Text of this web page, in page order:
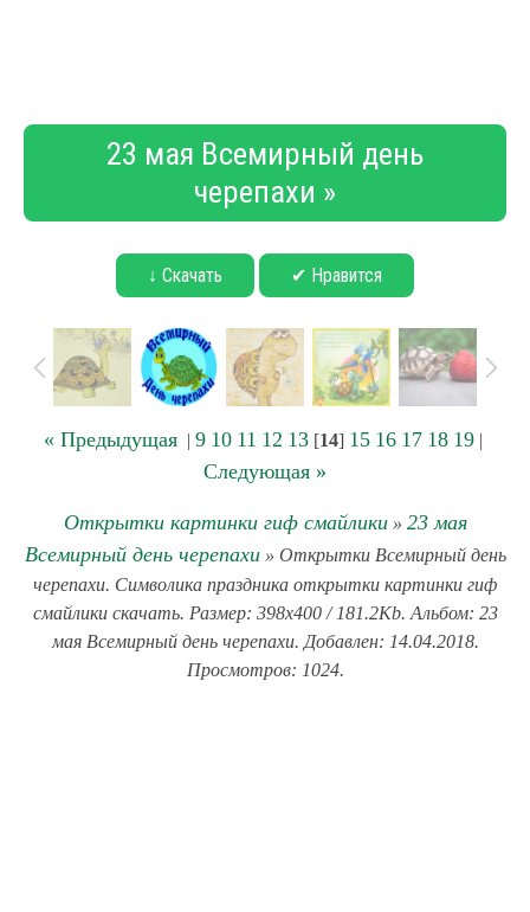
23 мая Всемирный день
черепахи »
↓ Скачать ✔ Нравится
« Предыдущая| 9 10 11 12 13[14] 15 16 17 18 19|
Следующая »
Открытки картинки гиф смайлики» 23 мая
Всемирный день черепахи» Открытки Всемирный день
черепахи. Символика праздника открытки картинки гиф
смайлики скачать. Размер: 398x400 / 181.2Kb. Альбом: 23
мая Всемирный день черепахи. Добавлен: 14.04.2018.
Просмотров: 1024.